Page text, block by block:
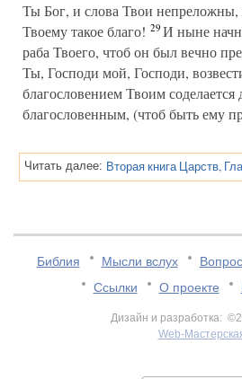
Ты Бог, и слова Твои непреложны,
Твоему такое благо! 29И ныне
раба Твоего, чтоб он был вечно
Ты, Господи мой, Господи,
благословением Твоим соделается
благословенным, (чтоб быть ему
Читать далее:
Библия Мысли вслух
Ссылки
О проекте
Дизайн и разработка:
Web-